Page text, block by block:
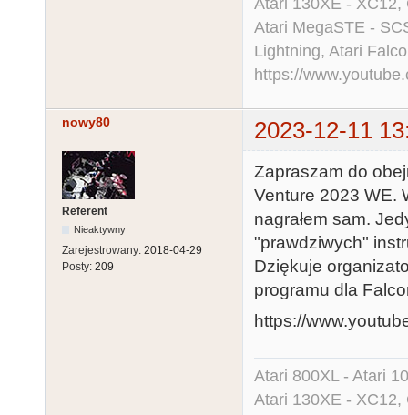
Atari MegaSTE -
Lightning, Atari
https://
nowy80 2023-12-11
Referent
Nieaktywny
Zarejestrowany: 2018-04-29
Posty: 209
Zapraszam do
Venture 2023 WE.
nagrałem sam.
"prawdziwych"
Dziękuje
programu dla
https://
Atari 800XL - Atari
Atari 130XE - XC12,